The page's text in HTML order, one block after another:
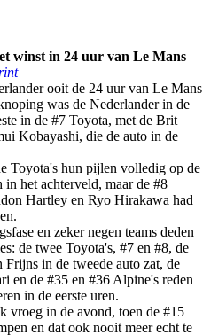
winst in 24 uur van Le Mans
ooit de 24 uur van Le Mans
was de Nederlander in de
in de #7 Toyota, met de Brit
Kobayashi, die de auto in de
Toyota's hun pijlen volledig op de
het achterveld, maar de #8
Hartley en Ryo Hirakawa had
en zeker negen teams deden
de twee Toyota's, #7 en #8, de
in de tweede auto zat, de
en de #35 en #36 Alpine's reden
in de eerste uren.
vroeg in de avond, toen de #15
en dat ook nooit meer echt te